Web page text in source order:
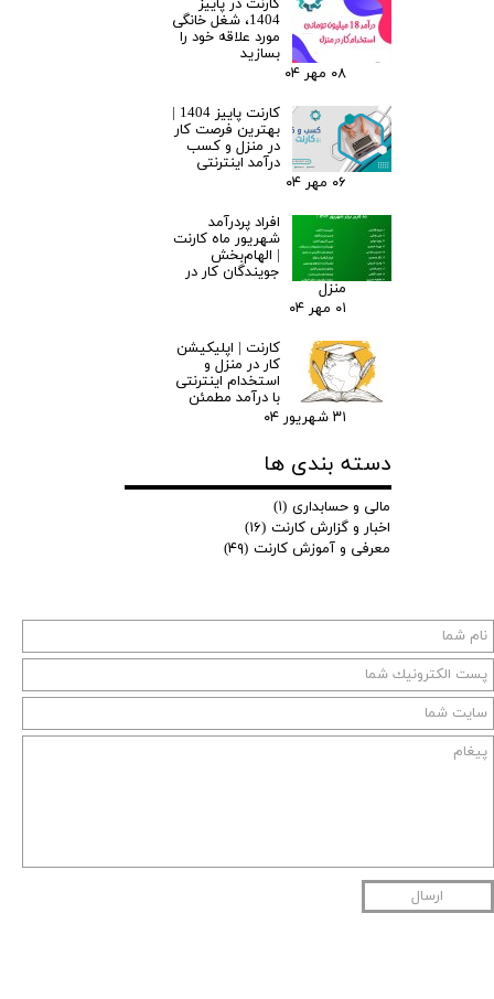
ارسال
1404، شغل خانگی
مورد علاقه خود را
بسازید
۰۸ مهر ۰۴
کارنت پاییز 1404 |
بهترین فرصت کار
در منزل و کسب
درآمد اینترنتی
۰۶ مهر ۰۴
افراد پردرآمد
شهریور ماه کارنت
| الهام‌بخش
جویندگان کار در
منزل
۰۱ مهر ۰۴
کارنت | اپلیکیشن
کار در منزل و
استخدام اینترنتی
با درآمد مطمئن
۳۱ شهریور ۰۴
دسته بندی ها
مالی و حسابداری (۱)
اخبار و گزارش کارنت (۱۶)
معرفی و آموزش کارنت (۴۹)